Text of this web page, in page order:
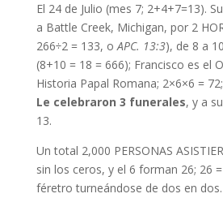
El 24 de Julio (mes 7; 2+4+7=13).
a Battle Creek, Michigan, por 2
266÷2 = 133, oAPC. 13:3), de 8 a
(8+10 = 18 = 666); Francisco es el
Historia Papal Romana; 2×6×6 =
Le celebraron 3 funerales, y a
13.
Un total 2,000 PERSONAS
sin los ceros, y el 6 forman 26; 26
féretro turneándose de dos en